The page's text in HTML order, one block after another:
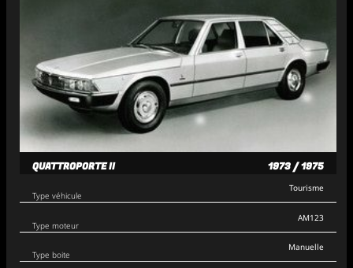
QUATTROPORTE II 1973 / 1975
Type véhicule
Type moteur
Type boite
Tourisme
AM123
Manuelle